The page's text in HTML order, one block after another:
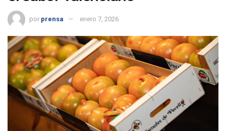
por prensa enero 7, 2026